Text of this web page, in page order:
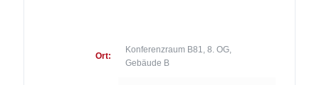
Ort:
Konferenzraum B81, 8. OG,
Gebäude B